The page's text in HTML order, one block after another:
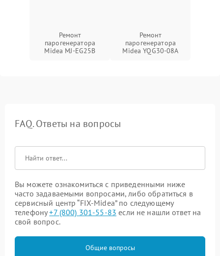
Ремонт
парогенератора
Midea MJ-EG25B
Ремонт
парогенератора
Midea YQG30-08A
FAQ. Ответы на вопросы
Вы можете ознакомиться с приведенными ниже
часто задаваемыми вопросами, либо обратиться в
сервисный центр “FIX-Midea” по следующему
телефону+7 (800) 301-55-83 если не нашли ответ на
свой вопрос.
Общие вопросы